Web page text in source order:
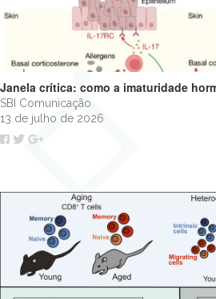
SBI Comunicação
13 de julho de 2026